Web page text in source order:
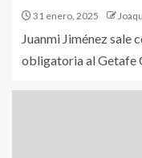
31 enero, 2025
Juanmi Jiménez sale
obligatoria al Getafe